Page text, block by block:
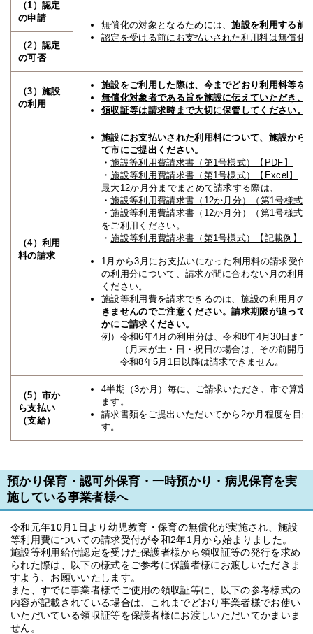
（1）認定
の申請
無償化の対象となるためには、施設を利用する前
認定 を受ける前にお支払いされた利用料は無償化
（2）認定
の可否
（3）施設
の利用
施設をご利用した際は、今までどおり利用料等を
無償化対象者である旨を施設に伝えていただき、
領収証等は請求時まで大切に保管してください。
（4）利用
料の請求
施設にお支払いされた利用料について、施設から
て市にご提出ください。
・施設等利用費請求書（第1号様式）【PDF】
・施設等利用費請求書（第1号様式）【Excel】
最大12か月分までまとめて請求する際は、
・施設等利用費請求書（12か月分）（第1号様式
・施設等利用費請求書（12か月分）（第1号様式
をご利用ください。
・施設等利用費請求書（第1号様式）【記載例】
1月から3月にお支払いになった利用料の請求受
の利用分について、請求が間に合わない月の利用
ください。
施設等利用費を請求できるのは、施設の利用月の
きませんのでご注意ください。請求期限が迫って
かにご請求ください。
例）令和6年4月の利用分は、令和8年4月30日ま
（月末が土・日・祝日の場合は、その前開庁
令和8年5月1日以降は請求できません。
（5）市か
ら支払い
（支給）
4半期（3か月）毎に、ご請求いただき、市で算
ます。
請求書類をご提出いただいてから2か月程度を目
す。
預かり保育・認可外保育・一時預かり・病児保育を実
施している事業者様へ
令和元年10月1日より幼児教育・保育の無償化が実施され、施設
等利用費についての請求受付が令和2年1月から始まりました。
施設等利用給付認定を受けた保護者様から領収証等の発行を求め
られた際は、以下の様式をご参考に保護者様にお渡しいただきま
すよう、お願いいたします。
また、すでに事業者様でご使用の領収証等に、以下の参考様式の
内容が記載されている場合は、これまでどおり事業者様でお使い
いただいている領収証等を保護者様にお渡しいただいてかまいま
せん。